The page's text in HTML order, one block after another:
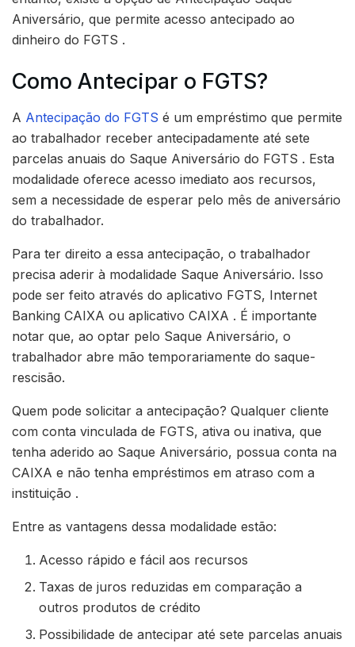
Aniversário, que permite acesso antecipado ao
dinheiro do FGTS .
Como Antecipar o FGTS?
A Antecipação do FGTS é um empréstimo que permite
ao trabalhador receber antecipadamente até sete
parcelas anuais do Saque Aniversário do FGTS . Esta
modalidade oferece acesso imediato aos recursos,
sem a necessidade de esperar pelo mês de aniversário
do trabalhador.
Para ter direito a essa antecipação, o trabalhador
precisa aderir à modalidade Saque Aniversário. Isso
pode ser feito através do aplicativo FGTS, Internet
Banking CAIXA ou aplicativo CAIXA . É importante
notar que, ao optar pelo Saque Aniversário, o
trabalhador abre mão temporariamente do saque-
rescisão.
Quem pode solicitar a antecipação? Qualquer cliente
com conta vinculada de FGTS, ativa ou inativa, que
tenha aderido ao Saque Aniversário, possua conta na
CAIXA e não tenha empréstimos em atraso com a
instituição .
Entre as vantagens dessa modalidade estão:
Acesso rápido e fácil aos recursos
Taxas de juros reduzidas em comparação a
outros produtos de crédito
Possibilidade de antecipar até sete parcelas anuais